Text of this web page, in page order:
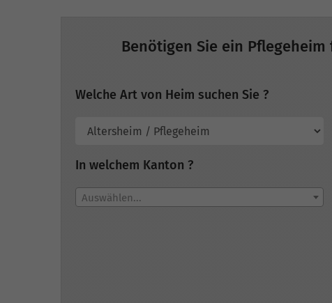
Benötigen Sie ein
Welche Art von Heim suchen Sie ?
In welchem Kanton ?
Auswählen...